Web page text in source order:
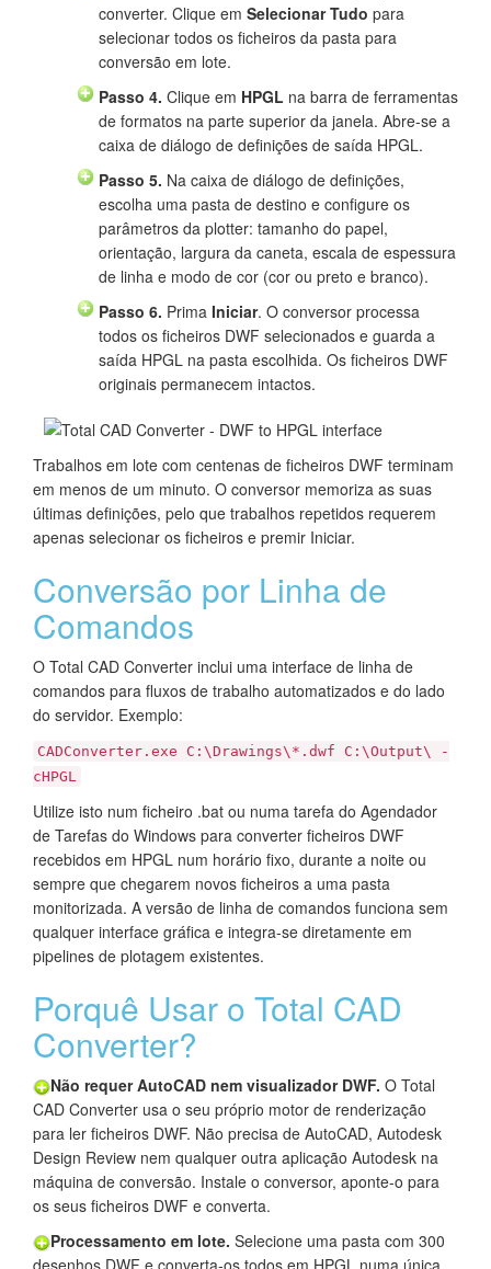
converter. Clique em Selecionar Tudo para
selecionar todos os ficheiros da pasta para
conversão em lote.
Passo 4. Clique em HPGL na barra de ferramentas
de formatos na parte superior da janela. Abre-se a
caixa de diálogo de definições de saída HPGL.
Passo 5. Na caixa de diálogo de definições,
escolha uma pasta de destino e configure os
parâmetros da plotter: tamanho do papel,
orientação, largura da caneta, escala de espessura
de linha e modo de cor (cor ou preto e branco).
Passo 6. Prima Iniciar. O conversor processa
todos os ficheiros DWF selecionados e guarda a
saída HPGL na pasta escolhida. Os ficheiros DWF
originais permanecem intactos.
Trabalhos em lote com centenas de ficheiros DWF terminam
em menos de um minuto. O conversor memoriza as suas
últimas definições, pelo que trabalhos repetidos requerem
apenas selecionar os ficheiros e premir Iniciar.
Conversão por Linha de
Comandos
O Total CAD Converter inclui uma interface de linha de
comandos para fluxos de trabalho automatizados e do lado
do servidor. Exemplo:
CADConverter.exe C:\Drawings\*.dwf C:\Output\ -
cHPGL
Utilize isto num ficheiro .bat ou numa tarefa do Agendador
de Tarefas do Windows para converter ficheiros DWF
recebidos em HPGL num horário fixo, durante a noite ou
sempre que chegarem novos ficheiros a uma pasta
monitorizada. A versão de linha de comandos funciona sem
qualquer interface gráfica e integra-se diretamente em
pipelines de plotagem existentes.
Porquê Usar o Total CAD
Converter?
Não requer AutoCAD nem visualizador DWF. O Total
CAD Converter usa o seu próprio motor de renderização
para ler ficheiros DWF. Não precisa de AutoCAD, Autodesk
Design Review nem qualquer outra aplicação Autodesk na
máquina de conversão. Instale o conversor, aponte-o para
os seus ficheiros DWF e converta.
Processamento em lote. Selecione uma pasta com 300